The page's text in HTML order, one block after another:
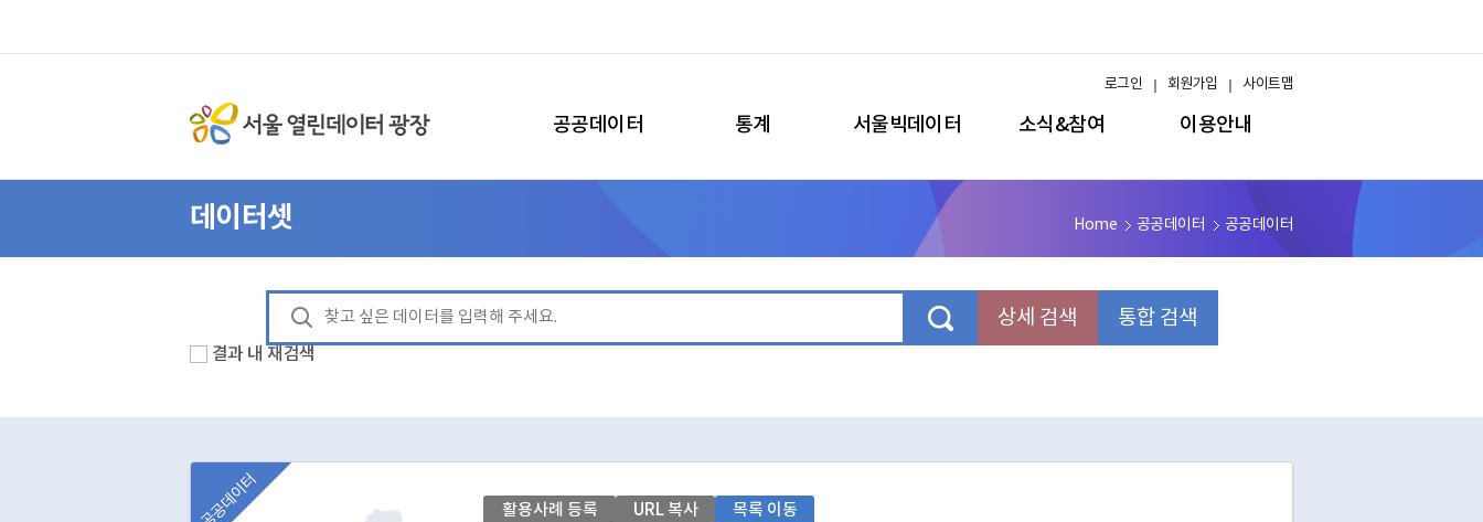
공공데이터 통계 서울빅데이터 소식&참여 이용안내
로그인 회원가입 사이트맵
데이터셋 Home 공공데이터 공공데이터
상세 검색 통합 검색
결과 내 재검색
공공데이터 활용사례 등록 URL 복사 목록 이동